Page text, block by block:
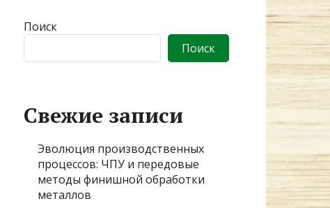
Поиск
Поиск
Свежие записи
Эволюция производственных
процессов: ЧПУ и передовые
методы финишной обработки
металлов